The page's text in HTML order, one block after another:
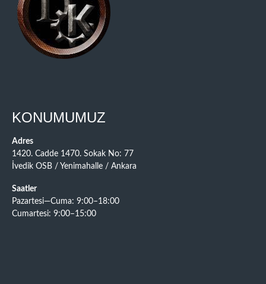
KONUMUMUZ
Adres
1420. Cadde 1470. Sokak No: 77
İvedik OSB / Yenimahalle / Ankara
Saatler
Pazartesi—Cuma: 9:00–18:00
Cumartesi: 9:00–15:00